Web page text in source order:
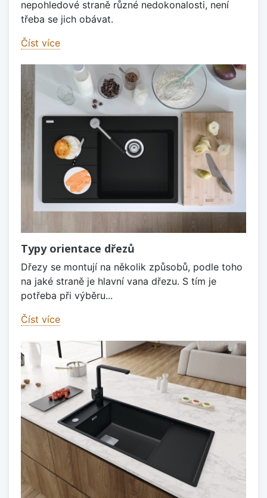
nepohledové straně různé nedokonalosti, není
třeba se jich obávat.
Číst více
Typy orientace dřezů
Dřezy se montují na několik způsobů, podle toho
na jaké straně je hlavní vana dřezu. S tím je
potřeba při výběru...
Číst více